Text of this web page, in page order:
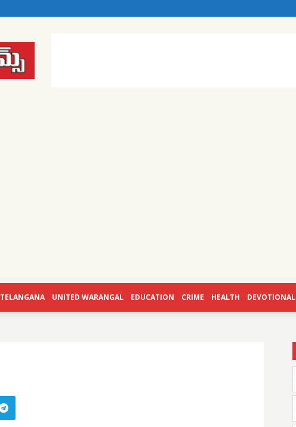
TELANGANA UNITED WARANGAL EDUCATION CRIME HEALTH DEVOTIONAL